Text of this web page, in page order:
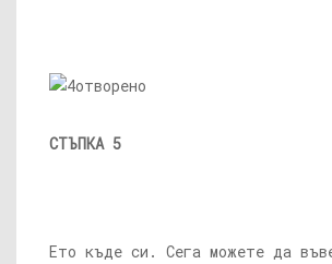
СТЪПКА 5
Ето къде си. Сега можете да